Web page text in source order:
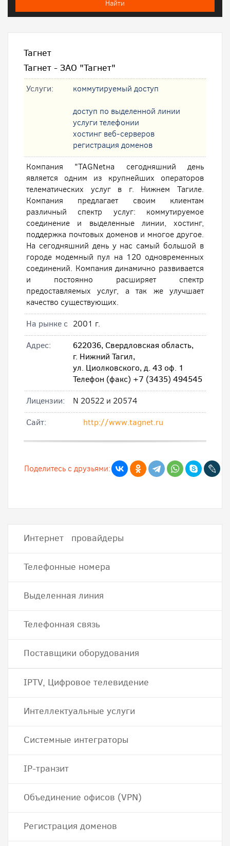
Тагнет
Тагнет - ЗАО "Тагнет"
Услуги: коммутируемый доступ
доступ по выделенной линии
услуги телефонии
хостинг веб-серверов
регистрация доменов
Компания "TAGNetна сегодняшний день
является одним из крупнейших операторов
телематических услуг в г. Нижнем Тагиле.
Компания предлагает своим клиентам
различный спектр услуг: коммутируемое
соединение и выделенные линии, хостинг,
поддержка почтовых доменов и многое другое.
На сегодняшний день у нас самый большой в
городе модемный пул на 120 одновременных
соединений. Компания динамично развивается
и постоянно расширяет спектр
предоставляемых услуг, а так же улучшает
качество существующих.
На рынке с 2001 г.
Адрес:
622036, Свердловская область,
г. Нижний Тагил,
ул. Циолковского, д. 43 оф. 1
Телефон (факс) +7 (3435) 494545
Лицензии:
N 20522 и 20574
Cайт:
http://www.tagnet.ru
Поделитесь с друзьями:
Интернет провайдеры
Телефонные номера
Выделенная линия
Телефонная связь
Поставщики оборудования
IPTV, Цифровое телевидение
Интеллектуальные услуги
Системные интеграторы
IP-транзит
Объединение офисов (VPN)
Регистрация доменов